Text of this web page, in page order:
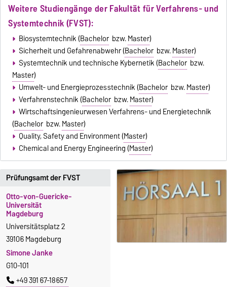
Weitere Studiengänge der Fakultät für Verfahrens- und
Systemtechnik (FVST):
Biosystemtechnik (Bachelorbzw.Master)
Sicherheit und Gefahrenabwehr (Bachelorbzw.Master)
Systemtechnik und technische Kybernetik (Bachelorbzw.
Master)
Umwelt- und Energieprozesstechnik (Bachelorbzw.Master)
Verfahrenstechnik (Bachelorbzw.Master)
Wirtschaftsingenieurwesen Verfahrens- und Energietechnik
(Bachelor bzw.Master)
Quality, Safety and Environment (Master)
Chemical and Energy Engineering (Master)
Prüfungsamt der FVST
Otto-von-Guericke-
Universität
Magdeburg
Universitätsplatz 2
39106 Magdeburg
Simone Janke
G10-101
+49 391 67-18657